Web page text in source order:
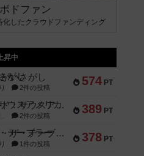
ボドファン
化したクラウドファンディング
昇中
574 PT
いさがし
2件の投稿
389 PT
リワイルド：サウスアメリカ
2件の投稿
378 PT
アンダー・ザ・テーブラー
1件の投稿